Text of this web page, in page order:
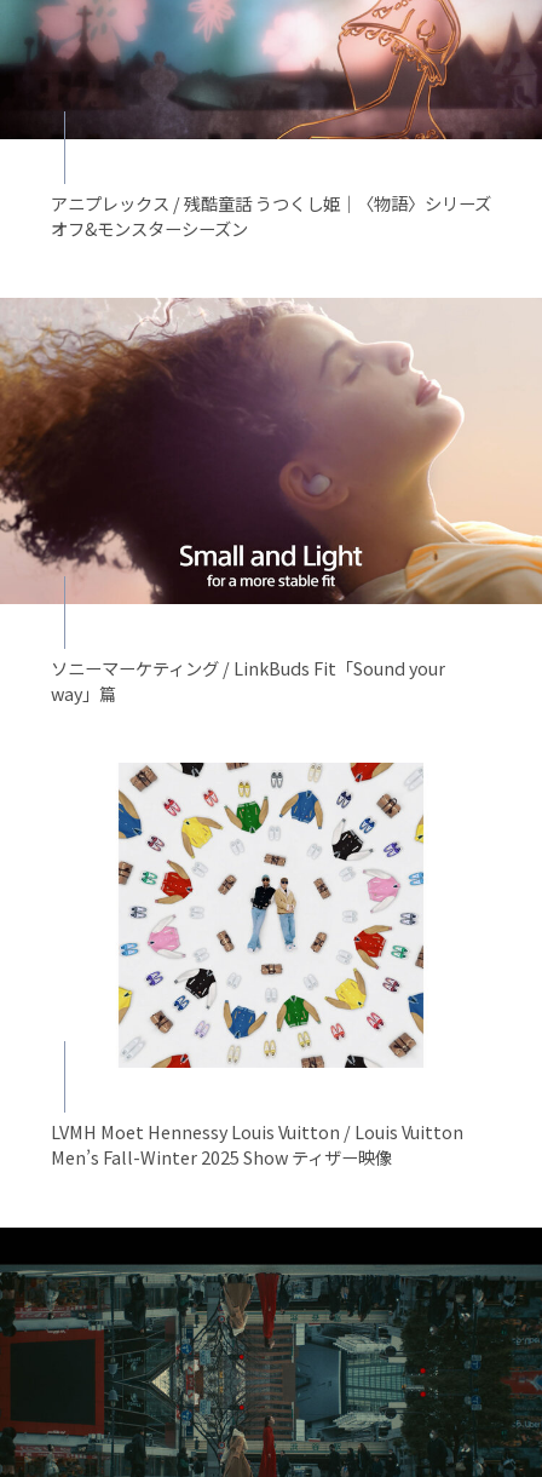
アニプレックス / 残酷童話 うつくし姫｜〈物語〉シリーズ
オフ&モンスターシーズン
ソニーマーケティング / LinkBuds Fit「Sound your
way」篇
LVMH Moet Hennessy Louis Vuitton / Louis Vuitton
Men’s Fall-Winter 2025 Show ティザー映像